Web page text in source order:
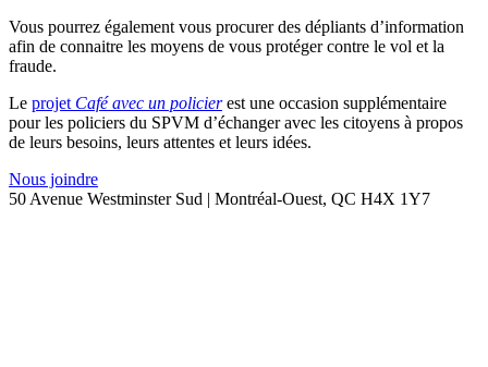
Vous pourrez également vous procurer des dépliants d’information
afin de connaitre les moyens de vous protéger contre le vol et la
fraude.
Le projet Café avec un policierest une occasion supplémentaire
pour les policiers du SPVM d’échanger avec les citoyens à propos
de leurs besoins, leurs attentes et leurs idées.
Nous joindre
50 Avenue Westminster Sud | Montréal-Ouest, QC H4X 1Y7